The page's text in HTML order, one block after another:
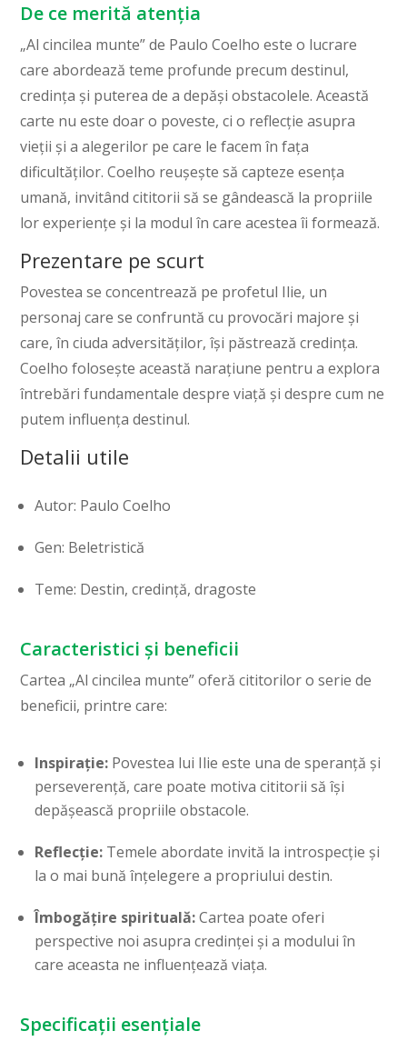
De ce merită atenția
„Al cincilea munte” de Paulo Coelho este o lucrare
care abordează teme profunde precum destinul,
credința și puterea de a depăși obstacolele. Această
carte nu este doar o poveste, ci o reflecție asupra
vieții și a alegerilor pe care le facem în fața
dificultăților. Coelho reușește să capteze esența
umană, invitând cititorii să se gândească la propriile
lor experiențe și la modul în care acestea îi formează.
Prezentare pe scurt
Povestea se concentrează pe profetul Ilie, un
personaj care se confruntă cu provocări majore și
care, în ciuda adversităților, își păstrează credința.
Coelho folosește această narațiune pentru a explora
întrebări fundamentale despre viață și despre cum ne
putem influența destinul.
Detalii utile
Autor: Paulo Coelho
Gen: Beletristică
Teme: Destin, credință, dragoste
Caracteristici și beneficii
Cartea „Al cincilea munte” oferă cititorilor o serie de
beneficii, printre care:
Inspirație: Povestea lui Ilie este una de speranță și
perseverență, care poate motiva cititorii să își
depășească propriile obstacole.
Reflecție: Temele abordate invită la introspecție și
la o mai bună înțelegere a propriului destin.
Îmbogățire spirituală:Cartea poate oferi
perspective noi asupra credinței și a modului în
care aceasta ne influențează viața.
Specificații esențiale